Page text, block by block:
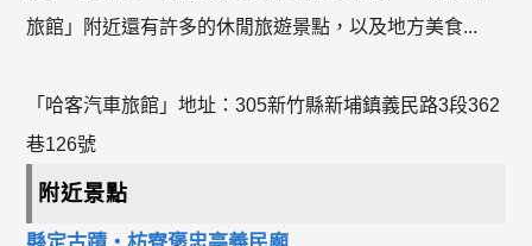
旅館」附近還有許多的休閒旅遊景點，以及地方美食...
「哈客汽車旅館」地址：305新竹縣新埔鎮義民路3段362
巷126號
附近景點